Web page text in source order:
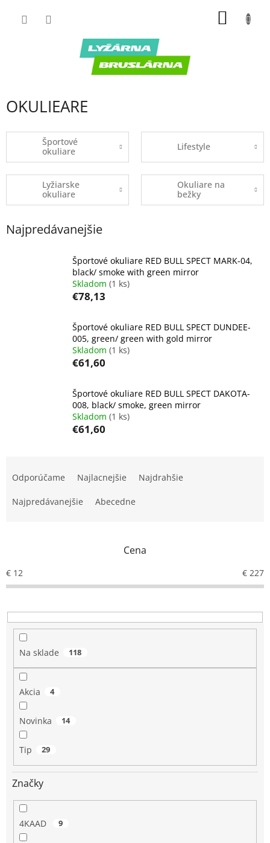
OKULIEARE
Športové
okuliare
Lifestyle
Lyžiarske
okuliare
Okuliare na
bežky
Najpredávanejšie
Športové okuliare RED BULL SPECT MARK-04,
black/ smoke with green mirror
Skladom (1 ks)
€78,13
Športové okuliare RED BULL SPECT DUNDEE-
005, green/ green with gold mirror
Skladom (1 ks)
€61,60
Športové okuliare RED BULL SPECT DAKOTA-
008, black/ smoke, green mirror
Skladom (1 ks)
€61,60
r
o
u
k
Odporúčame Najlacnejšie Najdrahšie
Najpredávanejšie Abecedne
Cena
€ 12 € 227
Na sklade 118
Akcia 4
Novinka 14
Tip 29
Značky
4KAAD 9